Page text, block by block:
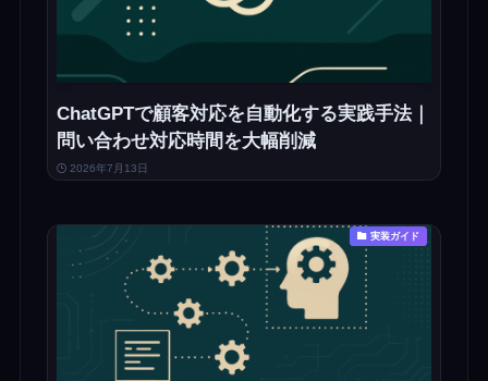
ChatGPTで顧客対応を自動化する実践手法｜
問い合わせ対応時間を大幅削減
2026年7月13日
実装ガイド